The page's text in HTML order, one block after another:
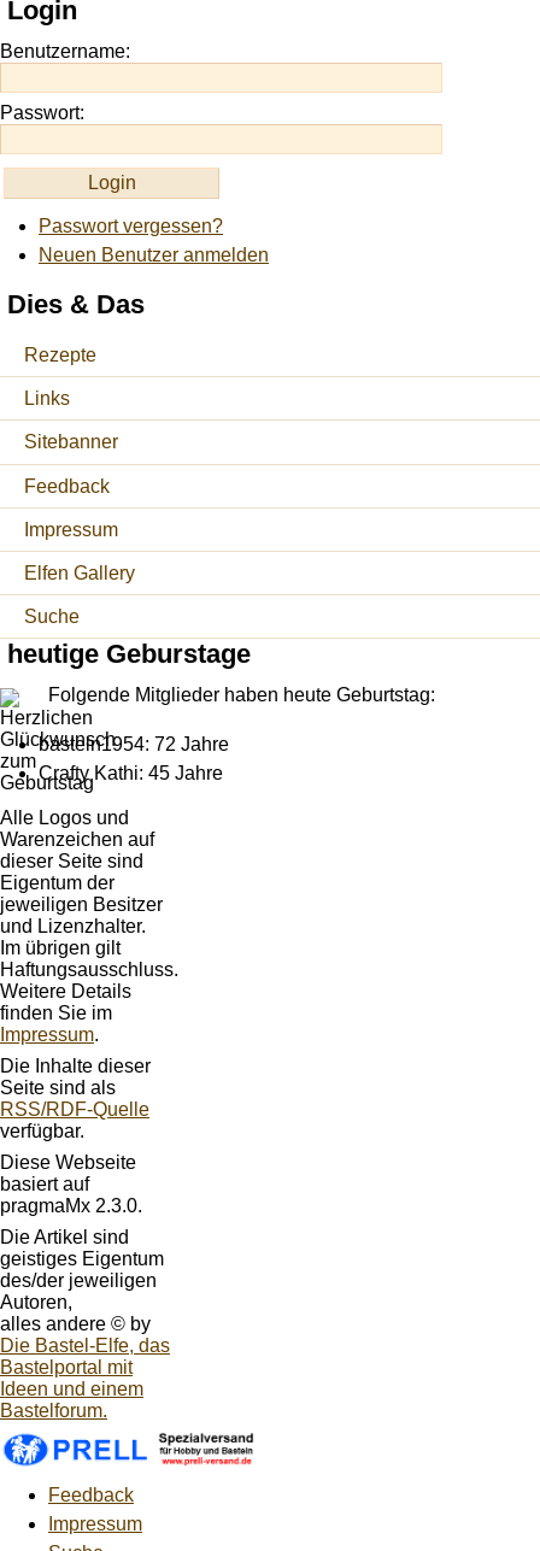
site
https://onlineslots.money/
Login
Benutzername:
Passwort:
Passwort vergessen?
Neuen Benutzer anmelden
Dies & Das
Rezepte
Links
Sitebanner
Feedback
Impressum
Elfen Gallery
Suche
heutige Geburstage
Folgende Mitglieder haben heute Geburtstag:
basteln1954: 72 Jahre
Crafty Kathi: 45 Jahre
Alle Logos und
Warenzeichen auf
dieser Seite sind
Eigentum der
jeweiligen Besitzer
und Lizenzhalter.
Im übrigen gilt
Haftungsausschluss.
Weitere Details
finden Sie im
Impressum.
Die Inhalte dieser
Seite sind als
RSS/RDF-Quelle
verfügbar.
Diese Webseite
basiert auf
pragmaMx 2.3.0.
Die Artikel sind
geistiges Eigentum
des/der jeweiligen
Autoren,
alles andere © by
Die Bastel-Elfe, das
Bastelportal mit
Ideen und einem
Bastelforum.
Feedback
Impressum